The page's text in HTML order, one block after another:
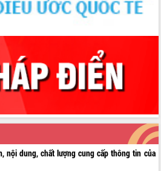
nội dung, chất lượng cung cấp thông tin của